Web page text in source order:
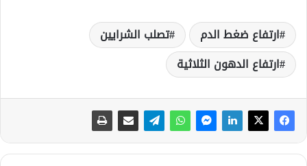
ارتفاع ضغط الدم
تصلب الشرايين
ارتفاع الدهون الثلاثية